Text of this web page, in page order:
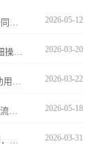
谷歌浏览器书签同步管理优化方案，可实现跨设备同步与分类整理，提升收藏查找效率和管理便捷性。 2026-05-12
google Chrome浏览器下载与功能配置教程讲解详细操作步骤，帮助用户完成安装并优化功能设置，包括插件管理、界面调整及性能提升，提升浏览体验。 2026-03-20
分享Chrome浏览器插件冲突检测与优化方法，帮助用户解决插件兼容问题，保证浏览器扩展稳定运行。 2026-03-22
google浏览器提供下载安装和配置教程，演示操作流程并结合技巧指导，帮助新用户顺利完成安装并熟练使用浏览器。 2026-05-18
谷歌浏览器安装及功能配置教程讲解完整操作流程，包括浏览器安装、插件配置及功能优化，帮助用户高效使用浏览器并提升办公效率。 2026-03-31